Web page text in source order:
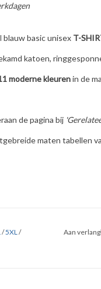
basic unisex T-
katoen,
moderne kleurenin de
de pagina bij
maten tabellen
/5XL /
Aan